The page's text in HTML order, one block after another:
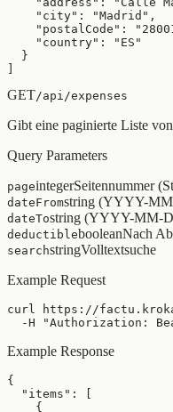
    "city": "Madrid",
"postalCode":
    "country": "ES"
  }
]
GET/api/expenses
Gibt eine paginierte Liste
Query Parameters
pageintegerSeitennummer
dateFromstring (YYYY-
dateTostring (YYYY-MM-
deductiblebooleanNach
searchstringVolltextsuche
Example Request
curl https://
-H "Authorization:
Example Response
{
  "items": [
    {